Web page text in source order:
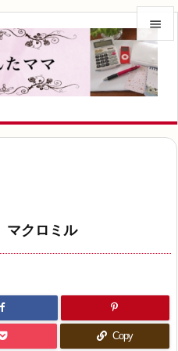


メニュ


マクロミル
Copy